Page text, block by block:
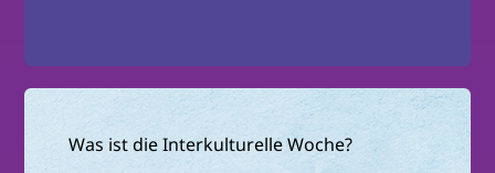
Was ist die Interkulturelle Woche?